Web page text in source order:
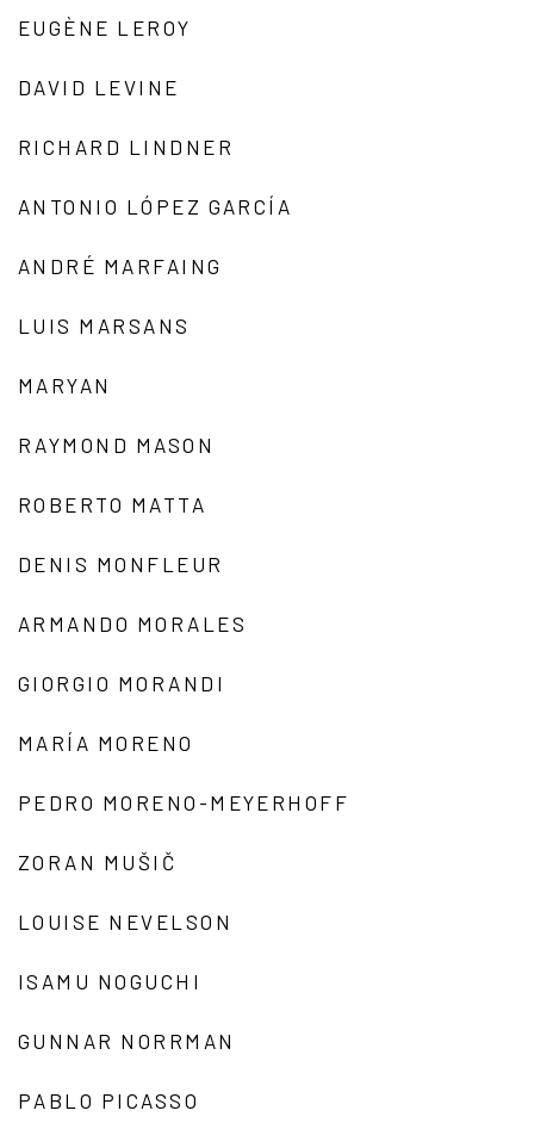
EUGÈNE LEROY
DAVID LEVINE
RICHARD LINDNER
ANTONIO LÓPEZ GARCÍA
ANDRÉ MARFAING
LUIS MARSANS
MARYAN
RAYMOND MASON
ROBERTO MATTA
DENIS MONFLEUR
ARMANDO MORALES
GIORGIO MORANDI
MARÍA MORENO
PEDRO MORENO-MEYERHOFF
ZORAN MUŠIČ
LOUISE NEVELSON
ISAMU NOGUCHI
GUNNAR NORRMAN
PABLO PICASSO